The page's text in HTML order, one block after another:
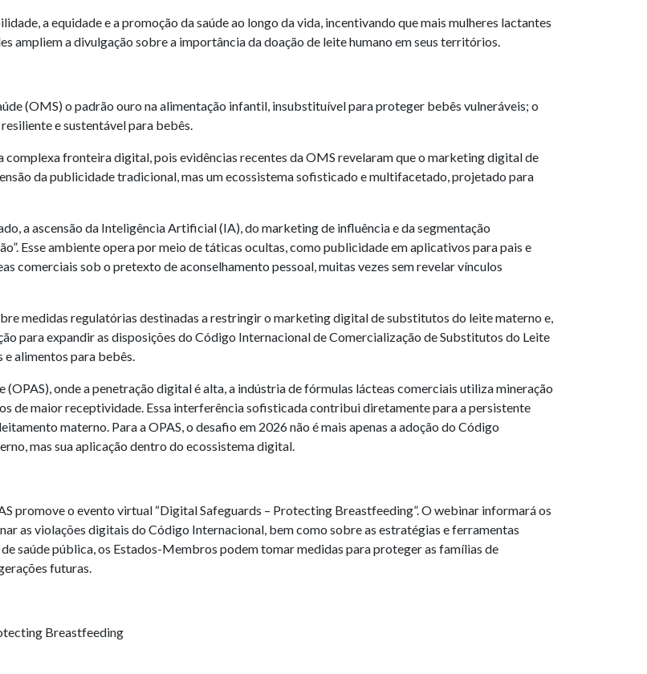
a equidade e a promoção da saúde ao longo da vida, incentivando que mais mulheres lactantes
ampliem a divulgação sobre a importância da doação de leite humano em seus territórios.
(OMS) o padrão ouro na alimentação infantil, insubstituível para proteger bebês vulneráveis; o
e sustentável para bebês.
fronteira digital, pois evidências recentes da OMS revelaram que o marketing digital de
da publicidade tradicional, mas um ecossistema sofisticado e multifacetado, projetado para
a ascensão da Inteligência Artificial (IA), do marketing de influência e da segmentação
Esse ambiente opera por meio de táticas ocultas, como publicidade em aplicativos para pais e
comerciais sob o pretexto de aconselhamento pessoal, muitas vezes sem revelar vínculos
medidas regulatórias destinadas a restringir o marketing digital de substitutos do leite materno e,
para expandir as disposições do Código Internacional de Comercialização de Substitutos do Leite
alimentos para bebês.
(OPAS), onde a penetração digital é alta, a indústria de fórmulas lácteas comerciais utiliza mineração
de maior receptividade. Essa interferência sofisticada contribui diretamente para a persistente
materno. Para a OPAS, o desafio em 2026 não é mais apenas a adoção do Código
mas sua aplicação dentro do ecossistema digital.
promove o evento virtual “Digital Safeguards – Protecting Breastfeeding”. O webinar informará os
as violações digitais do Código Internacional, bem como sobre as estratégias e ferramentas
saúde pública, os Estados-Membros podem tomar medidas para proteger as famílias de
futuras.
Breastfeeding